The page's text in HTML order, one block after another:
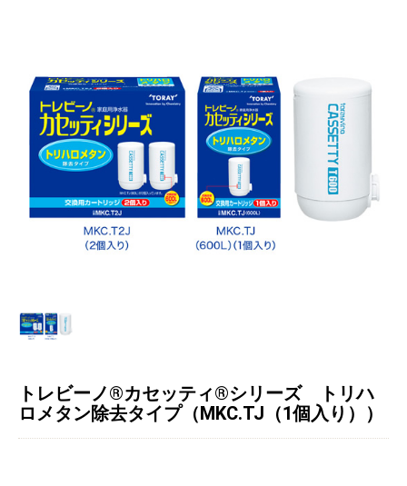
トレビーノ®カセッティ®シリーズ トリハ
ロメタン除去タイプ（MKC.TJ（1個入り））